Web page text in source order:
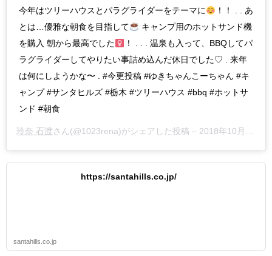
今年はツリーハウスとパラグライダーをテーマに
！！ . . あ
とは…優雅な朝食を目指して
キャンプ用のホットサンド機
を購入 朝から最高でした‍
！ . . . 温泉も入って、BBQしてパ
ラグライダーしてやりたい事詰め込んだ休日でした♡ . 来年
は何にしようかな〜 . #今更投稿 #ゆきちゃんこーちゃん #キ
ャンプ #サンタヒルズ #栃木 #ツリーハウス #bbq #ホットサ
ンド #朝食
玲奈 石渡さん(@1023rena)がシェアした投稿 – 2018年10月月14日午前1時25分PDT
https://santahills.co.jp/
santahills.co.jp